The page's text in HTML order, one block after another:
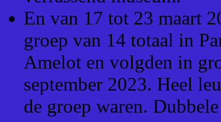
En van 17 tot 23 maart
groep van 14 totaal in
Amelot en volgden in
september 2023. Heel
de groep waren.